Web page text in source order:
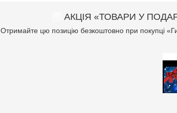
АКЦІЯ «ТОВАРИ У
Отримайте цю позицію безкоштовно при покупці